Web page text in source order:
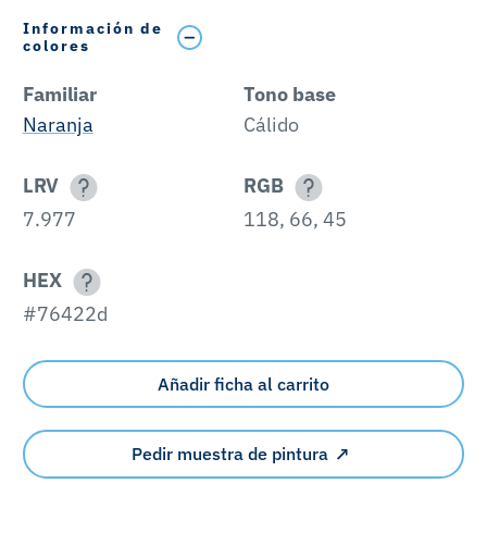
Información de
colores
Familiar
Naranja
Tono base
Cálido
LRV
7.977
RGB
118, 66, 45
HEX
#76422d
Añadir ficha al carrito
Pedir muestra de pintura